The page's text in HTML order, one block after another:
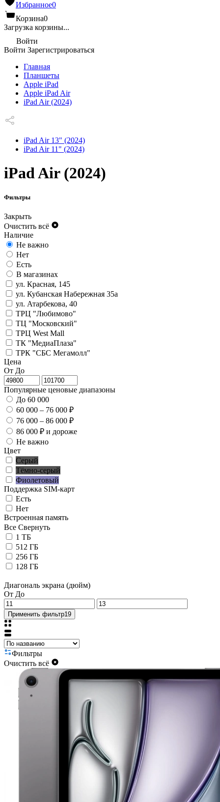
Избранное0
Корзина0
Загрузка корзины...
Войти
Войти Зарегистрироваться
Главная
Планшеты
Apple iPad
Apple iPad Air
iPad Air (2024)
iPad Air 13" (2024)
iPad Air 11" (2024)
iPad Air (2024)
Фильтры
Закрыть
Очистить всё
Наличие
Не важно
Нет
Есть
В магазинах
ул. Красная, 145
ул. Кубанская Набережная 35а
ул. Атарбекова, 40
ТРЦ "Любимово"
ТЦ "Московский"
ТРЦ West Mall
ТК "МедиаПлаза"
ТРК "СБС Мегамолл"
Цена
От До
Популярные ценовые диапазоны
До 60 000
60 000 – 76 000 ₽
76 000 – 86 000 ₽
86 000 ₽ и дороже
Не важно
Цвет
Серый
Тёмно-серый
Фиолетовый
Поддержка SIM-карт
Есть
Нет
Встроенная память
Все Свернуть
1 ТБ
512 ГБ
256 ГБ
128 ГБ
Диагональ экрана (дюйм)
От До
Применить фильтр19
Фильтры
Очистить всё